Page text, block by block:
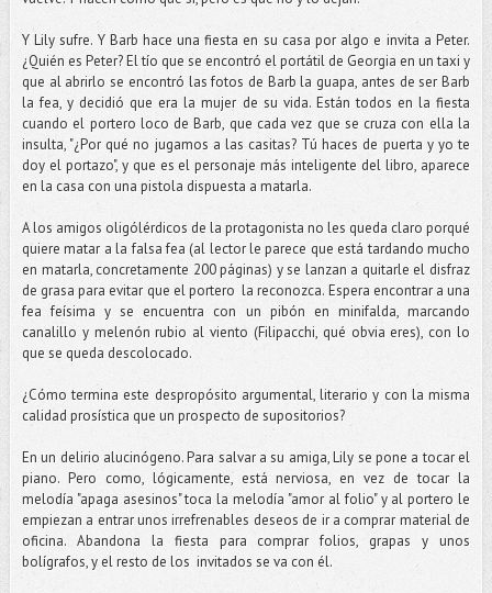
Y Lily sufre. Y Barb hace una fiesta en su casa por algo e invita a Peter.
¿Quién es Peter? El tío que se encontró el portátil de Georgia en un taxi y
que al abrirlo se encontró las fotos de Barb la guapa, antes de ser Barb
la fea, y decidió que era la mujer de su vida. Están todos en la fiesta
cuando el portero loco de Barb, que cada vez que se cruza con ella la
insulta, "¿Por qué no jugamos a las casitas? Tú haces de puerta y yo te
doy el portazo", y que es el personaje más inteligente del libro, aparece
en la casa con una pistola dispuesta a matarla.
A los amigos oligólérdicos de la protagonista no les queda claro porqué
quiere matar a la falsa fea (al lector le parece que está tardando mucho
en matarla, concretamente 200 páginas) y se lanzan a quitarle el disfraz
de grasa para evitar que el portero la reconozca. Espera encontrar a una
fea feísima y se encuentra con un pibón en minifalda, marcando
canalillo y melenón rubio al viento (Filipacchi, qué obvia eres), con lo
que se queda descolocado.
¿Cómo termina este despropósito argumental, literario y con la misma
calidad prosística que un prospecto de supositorios?
En un delirio alucinógeno. Para salvar a su amiga, Lily se pone a tocar el
piano. Pero como, lógicamente, está nerviosa, en vez de tocar la
melodía "apaga asesinos" toca la melodía "amor al folio" y al portero le
empiezan a entrar unos irrefrenables deseos de ir a comprar material de
oficina. Abandona la fiesta para comprar folios, grapas y unos
bolígrafos, y el resto de los invitados se va con él.